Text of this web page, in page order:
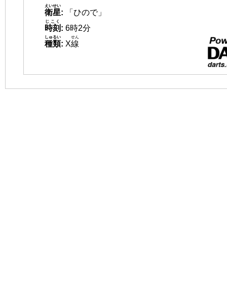
衛星
えいせい
:
「ひので」
時刻
じこく
: 6時2分
種類
しゅるい
: X線
せん